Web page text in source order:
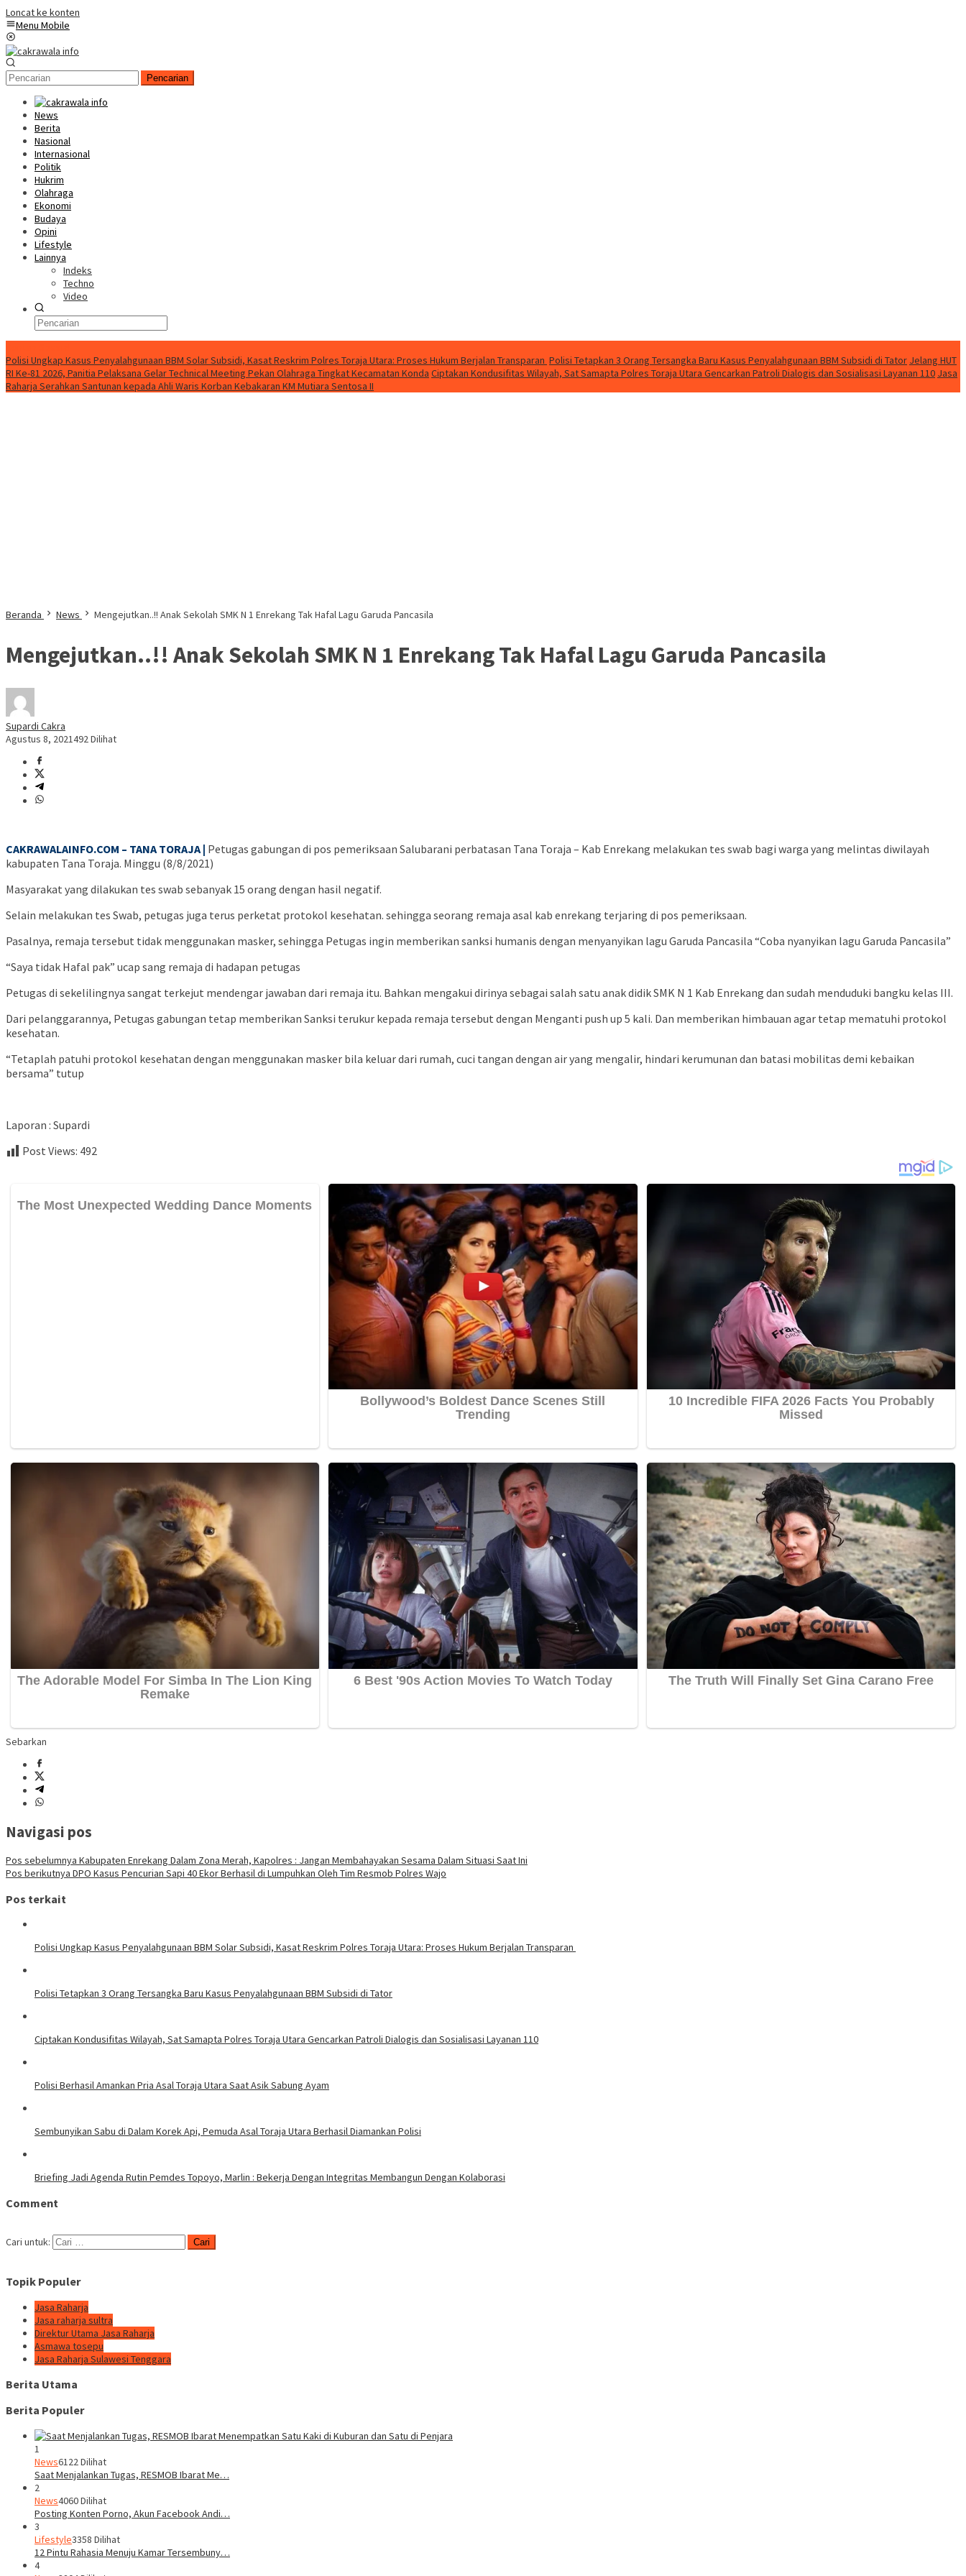
Loncat ke konten
Menu Mobile
Pencarian
News
Berita
Nasional
Internasional
Politik
Hukrim
Olahraga
Ekonomi
Budaya
Opini
Lifestyle
Lainnya
Indeks
Techno
Video
Polisi Ungkap Kasus Penyalahgunaan BBM Solar Subsidi, Kasat Reskrim Polres Toraja Utara: Proses Hukum Berjalan Transparan Polisi Tetapkan 3 Orang Tersangka Baru Kasus Penyalahgunaan BBM Subsidi di Tator Jelang HUT
RI Ke-81 2026, Panitia Pelaksana Gelar Technical Meeting Pekan Olahraga Tingkat Kecamatan Konda Ciptakan Kondusifitas Wilayah, Sat Samapta Polres Toraja Utara Gencarkan Patroli Dialogis dan Sosialisasi Layanan 110 Jasa
Raharja Serahkan Santunan kepada Ahli Waris Korban Kebakaran KM Mutiara Sentosa II
Beranda News Mengejutkan..!! Anak Sekolah SMK N 1 Enrekang Tak Hafal Lagu Garuda Pancasila
Mengejutkan..!! Anak Sekolah SMK N 1 Enrekang Tak Hafal Lagu Garuda Pancasila
Supardi Cakra
Agustus 8, 2021492 Dilihat
CAKRAWALAINFO.COM – TANA TORAJA | Petugas gabungan di pos pemeriksaan Salubarani perbatasan Tana Toraja – Kab Enrekang melakukan tes swab bagi warga yang melintas diwilayah
kabupaten Tana Toraja. Minggu (8/8/2021)
Masyarakat yang dilakukan tes swab sebanyak 15 orang dengan hasil negatif.
Selain melakukan tes Swab, petugas juga terus perketat protokol kesehatan. sehingga seorang remaja asal kab enrekang terjaring di pos pemeriksaan.
Pasalnya, remaja tersebut tidak menggunakan masker, sehingga Petugas ingin memberikan sanksi humanis dengan menyanyikan lagu Garuda Pancasila “Coba nyanyikan lagu Garuda Pancasila”
“Saya tidak Hafal pak” ucap sang remaja di hadapan petugas
Petugas di sekelilingnya sangat terkejut mendengar jawaban dari remaja itu. Bahkan mengakui dirinya sebagai salah satu anak didik SMK N 1 Kab Enrekang dan sudah menduduki bangku kelas III.
Dari pelanggarannya, Petugas gabungan tetap memberikan Sanksi terukur kepada remaja tersebut dengan Menganti push up 5 kali. Dan memberikan himbauan agar tetap mematuhi protokol
kesehatan.
“Tetaplah patuhi protokol kesehatan dengan menggunakan masker bila keluar dari rumah, cuci tangan dengan air yang mengalir, hindari kerumunan dan batasi mobilitas demi kebaikan
bersama” tutup
Laporan : Supardi
Post Views: 492
Sebarkan
Navigasi pos
Pos sebelumnya Kabupaten Enrekang Dalam Zona Merah, Kapolres : Jangan Membahayakan Sesama Dalam Situasi Saat Ini
Pos berikutnya DPO Kasus Pencurian Sapi 40 Ekor Berhasil di Lumpuhkan Oleh Tim Resmob Polres Wajo
Pos terkait
Polisi Ungkap Kasus Penyalahgunaan BBM Solar Subsidi, Kasat Reskrim Polres Toraja Utara: Proses Hukum Berjalan Transparan
Polisi Tetapkan 3 Orang Tersangka Baru Kasus Penyalahgunaan BBM Subsidi di Tator
Ciptakan Kondusifitas Wilayah, Sat Samapta Polres Toraja Utara Gencarkan Patroli Dialogis dan Sosialisasi Layanan 110
Polisi Berhasil Amankan Pria Asal Toraja Utara Saat Asik Sabung Ayam
Sembunyikan Sabu di Dalam Korek Api, Pemuda Asal Toraja Utara Berhasil Diamankan Polisi
Briefing Jadi Agenda Rutin Pemdes Topoyo, Marlin : Bekerja Dengan Integritas Membangun Dengan Kolaborasi
Comment
Cari untuk:
Topik Populer
Jasa Raharja
Jasa raharja sultra
Direktur Utama Jasa Raharja
Asmawa tosepu
Jasa Raharja Sulawesi Tenggara
Berita Utama
Berita Populer
1
News6122 Dilihat
Saat Menjalankan Tugas, RESMOB Ibarat Me…
2
News4060 Dilihat
Posting Konten Porno, Akun Facebook Andi…
3
Lifestyle3358 Dilihat
12 Pintu Rahasia Menuju Kamar Tersembuny…
4